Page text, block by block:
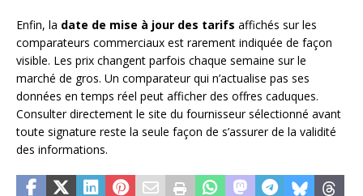
Enfin, la date de mise à jour des tarifs affichés sur les
comparateurs commerciaux est rarement indiquée de façon
visible. Les prix changent parfois chaque semaine sur le
marché de gros. Un comparateur qui n’actualise pas ses
données en temps réel peut afficher des offres caduques.
Consulter directement le site du fournisseur sélectionné avant
toute signature reste la seule façon de s’assurer de la validité
des informations.